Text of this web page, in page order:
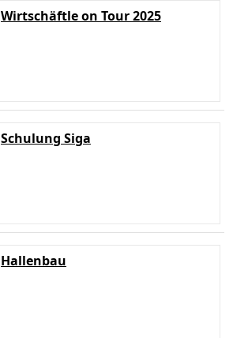
Wirtschäftle on Tour 2025
Schulung Siga
Hallenbau